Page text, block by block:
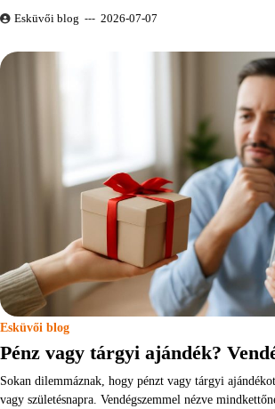
Esküvői blog 2026-07-07
Esküvői blog
Pénz vagy tárgyi ajándék?
Sokan dilemmáznak, hogy pénzt vagy tárgyi
vagy születésnapra. Vendégszemmel nézve